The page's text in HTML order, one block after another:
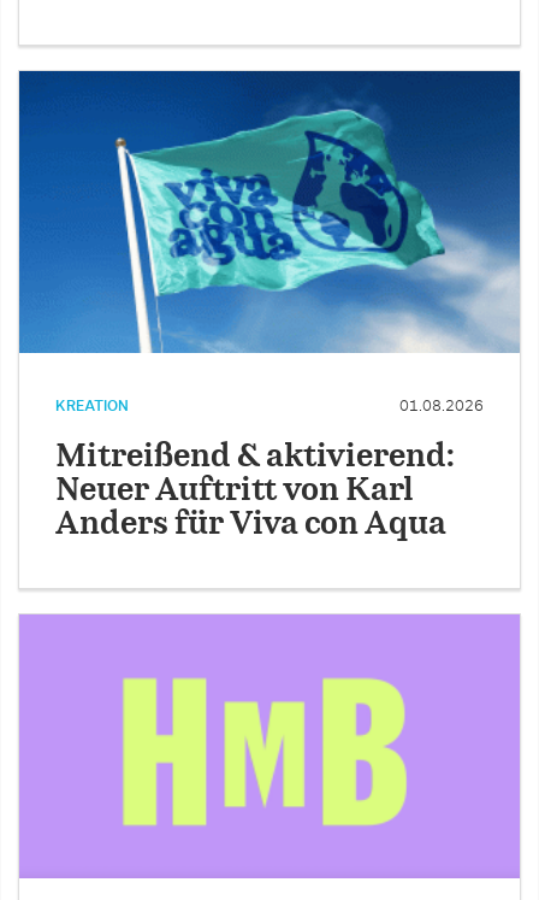
KREATION 01.08.2026
Mitreißend & aktivierend:
Neuer Auftritt von Karl
Anders für Viva con Aqua